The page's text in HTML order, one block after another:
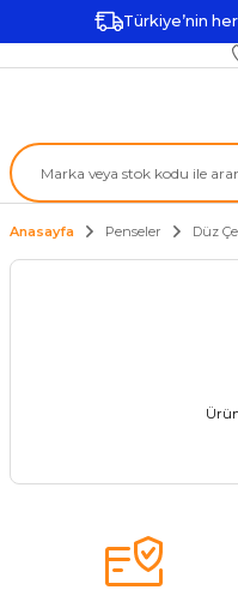
Türkiye’nin
Anasayfa Penseler Düz